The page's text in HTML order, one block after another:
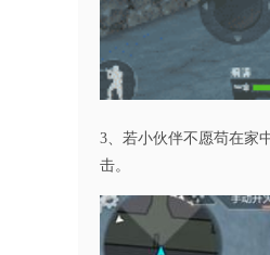
3、若小伙伴不愿苟在家
击。